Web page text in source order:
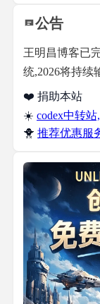
公告
王明昌博客已
统,2026将持续
❤️ 捐助本站
☀️ codex中转
🐥 推荐优惠服